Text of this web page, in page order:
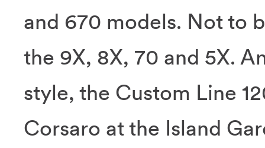
and 670 models. Not to
the 9X, 8X, 70 and 5X.
style, the Custom Line
Corsaro at the Island